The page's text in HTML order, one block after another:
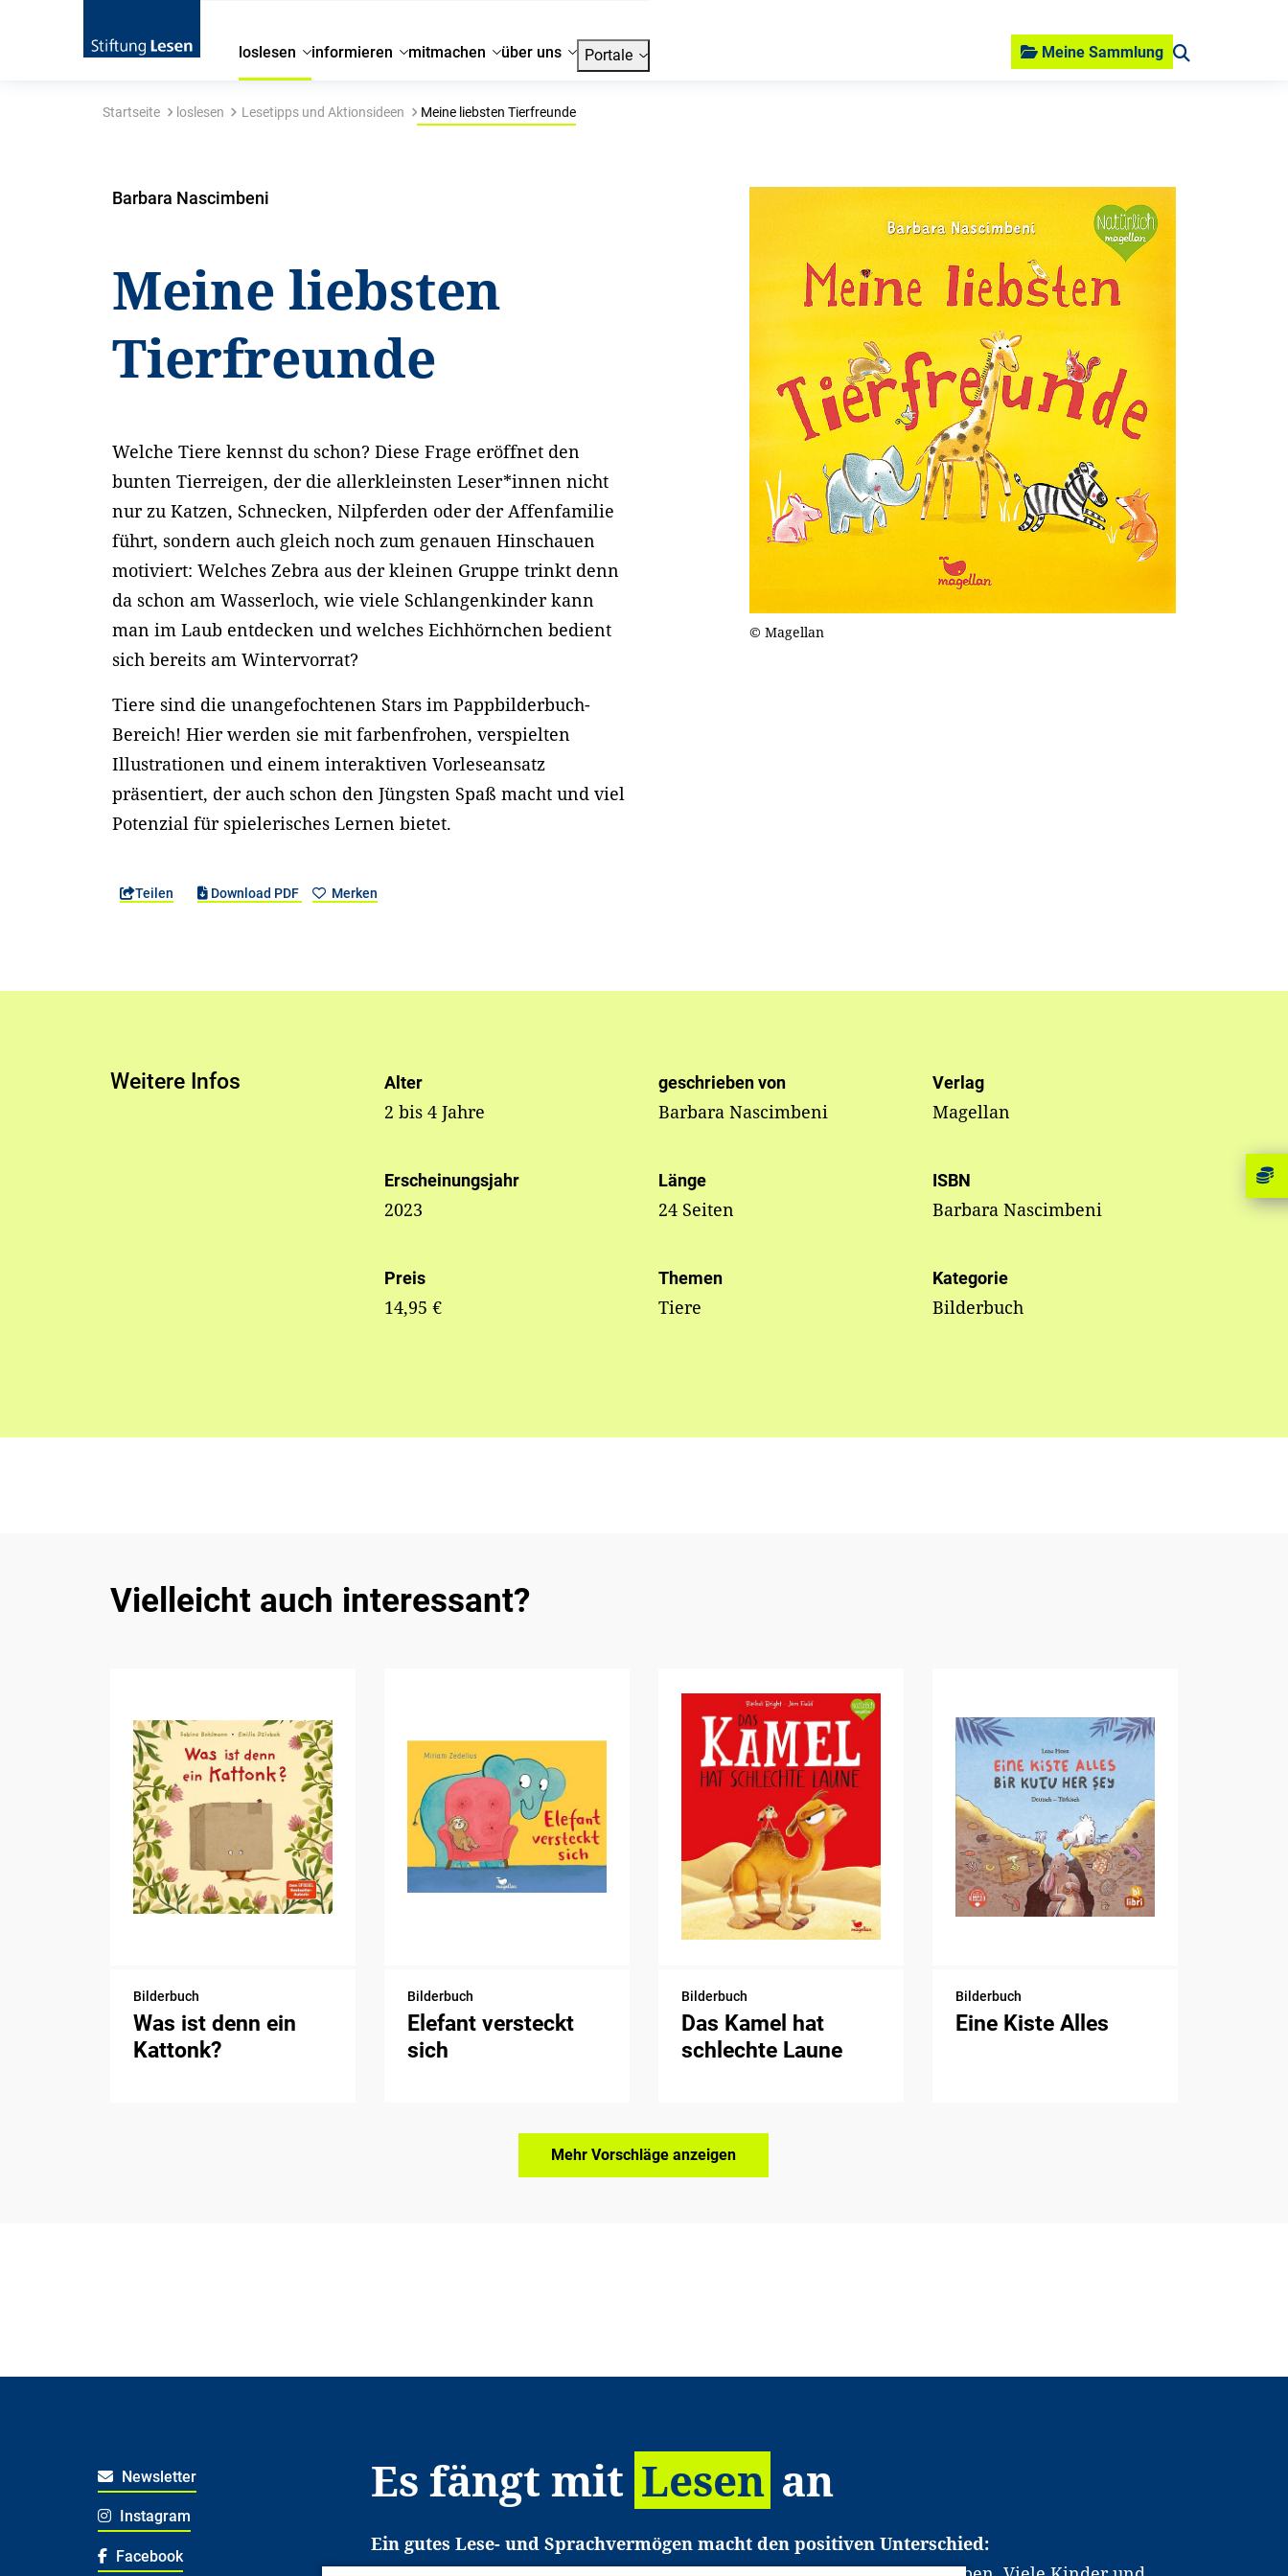
loslesen informieren mitmachen über uns Portale Meine Sammlung
Startseite loslesen Lesetipps und Aktionsideen Meine liebsten Tierfreunde
Barbara Nascimbeni
Meine liebsten
Tierfreunde
Welche Tiere kennst du schon? Diese Frage eröffnet den
bunten Tierreigen, der die allerkleinsten Leser*innen nicht
nur zu Katzen, Schnecken, Nilpferden oder der Affenfamilie
führt, sondern auch gleich noch zum genauen Hinschauen
motiviert: Welches Zebra aus der kleinen Gruppe trinkt denn
da schon am Wasserloch, wie viele Schlangenkinder kann
man im Laub entdecken und welches Eichhörnchen bedient
sich bereits am Wintervorrat?
Tiere sind die unangefochtenen Stars im Pappbilderbuch-
Bereich! Hier werden sie mit farbenfrohen, verspielten
Illustrationen und einem interaktiven Vorleseansatz
präsentiert, der auch schon den Jüngsten Spaß macht und viel
Potenzial für spielerisches Lernen bietet.
Teilen Download PDF Merken
© Magellan
Weitere Infos Alter
2 bis 4 Jahre
geschrieben von
Barbara Nascimbeni
Verlag
Magellan
Erscheinungsjahr
2023
Länge
24 Seiten
ISBN
Barbara Nascimbeni
Preis
14,95 €
Themen
Tiere
Kategorie
Bilderbuch
Vielleicht auch interessant?
Bilderbuch
Was ist denn ein
Kattonk?
Bilderbuch
Elefant versteckt
sich
Bilderbuch
Das Kamel hat
schlechte Laune
Bilderbuch
Eine Kiste Alles
Mehr Vorschläge anzeigen
Newsletter
Instagram
Facebook
Es fängt mit Lesen an
Ein gutes Lese- und Sprachvermögen macht den positiven Unterschied: